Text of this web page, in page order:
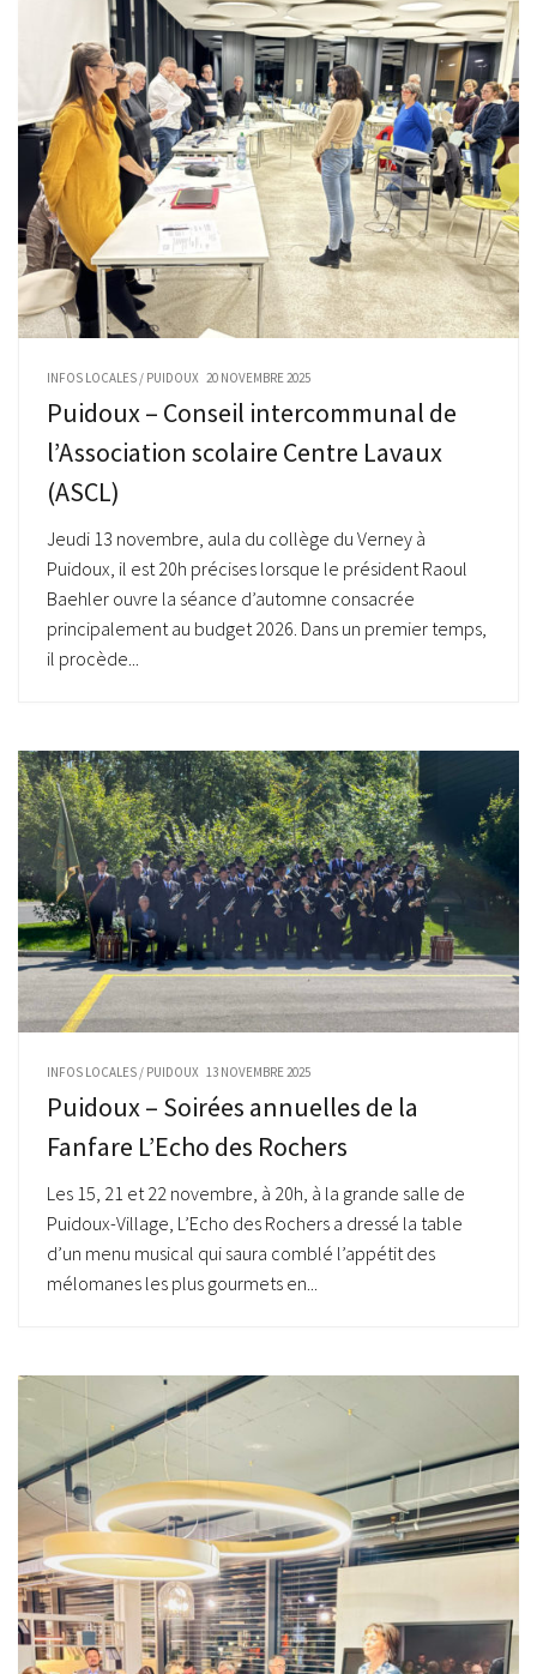
INFOS LOCALES / PUIDOUX 20 NOVEMBRE 2025
Puidoux – Conseil intercommunal de
l’Association scolaire Centre Lavaux
(ASCL)
Jeudi 13 novembre, aula du collège du Verney à
Puidoux, il est 20h précises lorsque le président Raoul
Baehler ouvre la séance d’automne consacrée
principalement au budget 2026. Dans un premier temps,
il procède...
INFOS LOCALES / PUIDOUX 13 NOVEMBRE 2025
Puidoux – Soirées annuelles de la
Fanfare L’Echo des Rochers
Les 15, 21 et 22 novembre, à 20h, à la grande salle de
Puidoux-Village, L’Echo des Rochers a dressé la table
d’un menu musical qui saura comblé l’appétit des
mélomanes les plus gourmets en...